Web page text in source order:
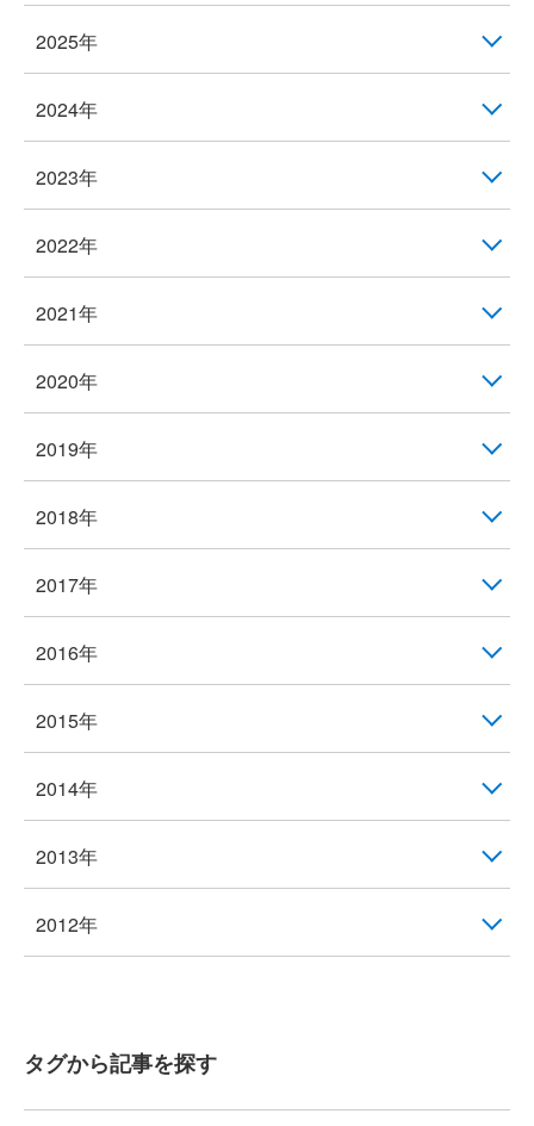
2025年
2024年
2023年
2022年
2021年
2020年
2019年
2018年
2017年
2016年
2015年
2014年
2013年
2012年
タグから記事を探す